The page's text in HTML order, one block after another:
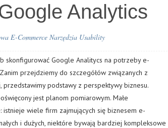
Analytics
E-Commerce Narzędzia Usability
skonfigurować Google Analitycs na potrzeby e-
przejdziemy do szczegółów związanych z
przedstawimy podstawy z perspektywy biznesu.
jest planom pomiarowym. Małe
istnieje wiele firm zajmujących się biznesem e-
i dużych, niektóre bywają bardziej kompleksowe